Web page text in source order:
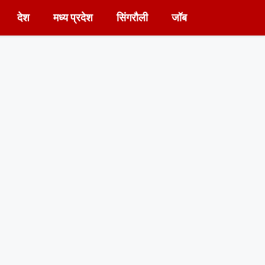
देश मध्य प्रदेश सिंगरौली जॉब